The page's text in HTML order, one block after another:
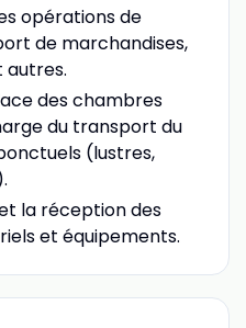
opérations de
de marchandises,
autres.
des chambres
du transport du
(lustres,
la réception des
et équipements.